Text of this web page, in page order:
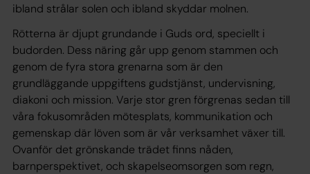
ibland strålar solen och ibland skyddar molnen.
Rötterna är djupt grundande i Guds ord, speciellt i
budorden. Dess näring går upp genom stammen och
genom de fyra stora grenarna som är den
grundläggande uppgiftens gudstjänst, undervisning,
diakoni och mission. Varje stor gren förgrenas sedan till
våra fokusområden mötes­plats, kommunikation och
gemenskap där löven som är vår verksamhet växer till.
Ovanför det grönskande trädet finns nåden,
barnperspektivet, och skapelseomsorgen som regn,